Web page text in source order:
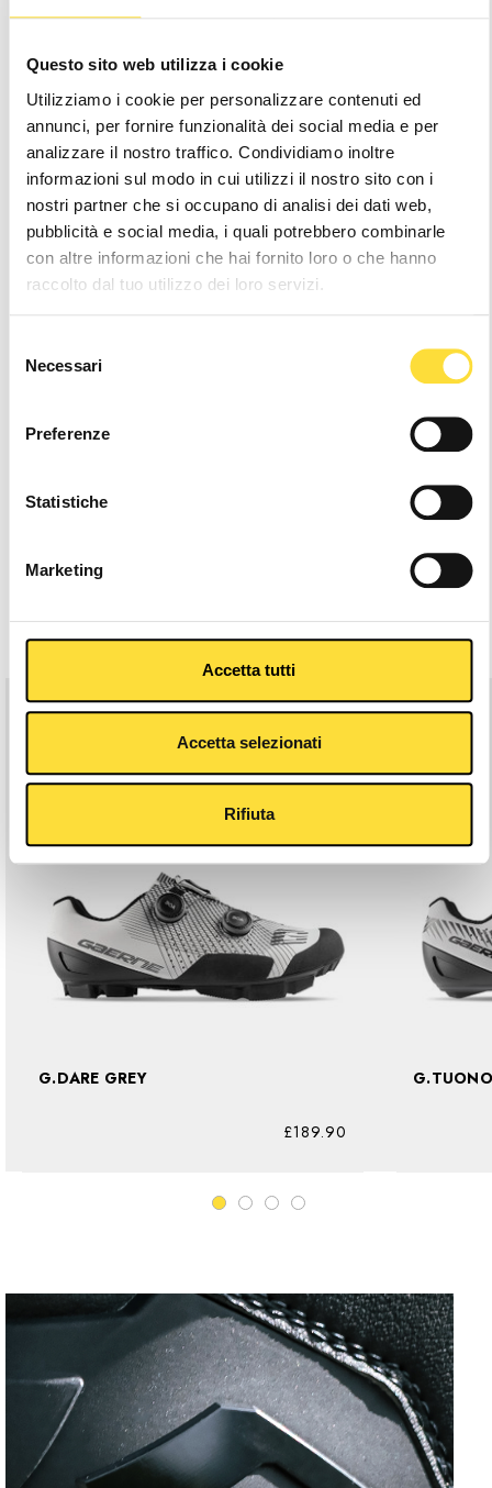
Questo sito web utilizza i cookie
Utilizziamo i cookie per personalizzare contenuti ed
annunci, per fornire funzionalità dei social media e per
analizzare il nostro traffico. Condividiamo inoltre
informazioni sul modo in cui utilizzi il nostro sito con i
nostri partner che si occupano di analisi dei dati web,
pubblicità e social media, i quali potrebbero combinarle
con altre informazioni che hai fornito loro o che hanno
raccolto dal tuo utilizzo dei loro servizi.
delNecessari
Preferenze
Statistiche
Marketing
Accetta tutti
Accetta selezionati
Rifiuta
EU US
FIND YOUR SIZE SIZE GUIDE
39 40 41 42 43 44 45
46 47 48
Notice: It seems like you are visiting us from.
Your location appears to be outside of our
shipping coverage area
only
left
Description
Related Products
G.DARE GREY
£189.90